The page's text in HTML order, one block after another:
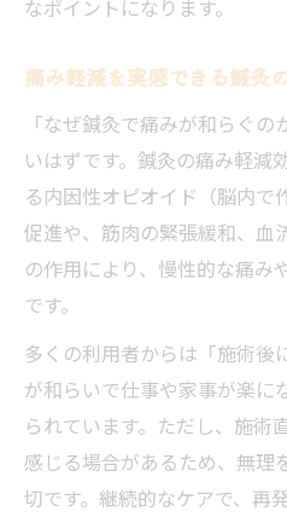
なポイントになります。
痛み軽減を実感できる鍼灸
「なぜ鍼灸で痛みが和らぐ
いはずです。鍼灸の痛み軽減
る内因性オピオイド（脳内で
促進や、筋肉の緊張緩和、血
の作用により、慢性的な痛み
です。
多くの利用者からは「施術後
が和らいで仕事や家事が楽に
られています。ただし、施術
感じる場合があるため、無理
切です。継続的なケアで、再